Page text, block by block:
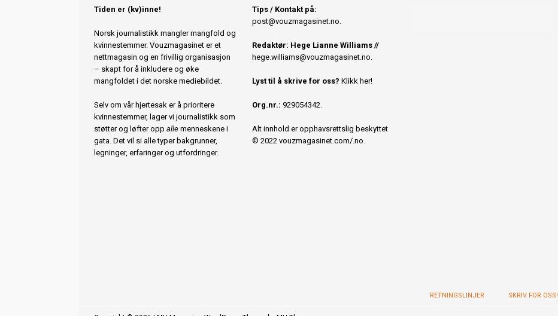
Tiden er (kv)inne!
Norsk journalistikk mangler mangfold og
kvinnestemmer. Vouzmagasinet er et
nettmagasin og en frivillig organisasjon
– skapt for å inkludere og øke
mangfoldet i det norske mediebildet.
Selv om vår hjertesak er å prioritere
kvinnestemmer, lager vi journalistikk som
støtter og løfter opp alle menneskene i
gata. Det vil si alle typer bakgrunner,
legninger, erfaringer og utfordringer.
Tips / Kontakt på:
post@vouzmagasinet.no.
Redaktør: Hege Lianne Williams //
hege.williams@vouzmagasinet.no
Lyst til å skrive for oss? Klikk her!
Org.nr.: 929054342.
Alt innhold er opphavsrettslig beskyttet
© 2022 vouzmagasinet.com/.no.
RETNINGSLINJER SKRIV FOR OSS!